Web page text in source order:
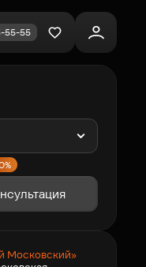
55-55
Московский»